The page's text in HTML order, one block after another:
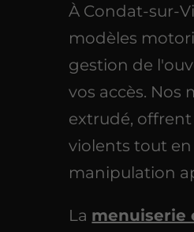
À Condat-sur-
modèles
gestion de
vos accès.
extrudé,
violents tout
manipulation
La menuiserie